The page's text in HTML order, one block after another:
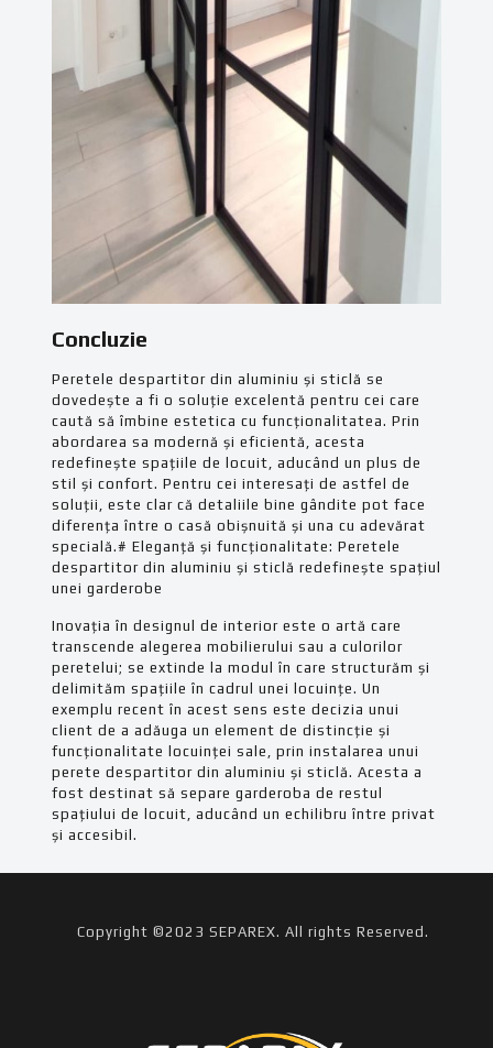
Concluzie
Peretele despartitor din aluminiu și sticlă se
dovedește a fi o soluție excelentă pentru cei care
caută să îmbine estetica cu funcționalitatea. Prin
abordarea sa modernă și eficientă, acesta
redefinește spațiile de locuit, aducând un plus de
stil și confort. Pentru cei interesați de astfel de
soluții, este clar că detaliile bine gândite pot face
diferența între o casă obișnuită și una cu adevărat
specială.# Eleganță și funcționalitate: Peretele
despartitor din aluminiu și sticlă redefinește spațiul
unei garderobe
Inovația în designul de interior este o artă care
transcende alegerea mobilierului sau a culorilor
peretelui; se extinde la modul în care structurăm și
delimităm spațiile în cadrul unei locuințe. Un
exemplu recent în acest sens este decizia unui
client de a adăuga un element de distincție și
funcționalitate locuinței sale, prin instalarea unui
perete despartitor din aluminiu și sticlă. Acesta a
fost destinat să separe garderoba de restul
spațiului de locuit, aducând un echilibru între privat
și accesibil.
Copyright ©2023 SEPAREX. All rights Reserved.